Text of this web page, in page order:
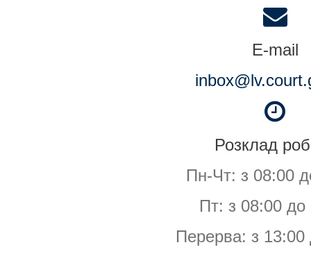
E-mail
Розклад
Пн-Чт: з 08:00
Пт: з 08:00 до
Перерва: з 13:00